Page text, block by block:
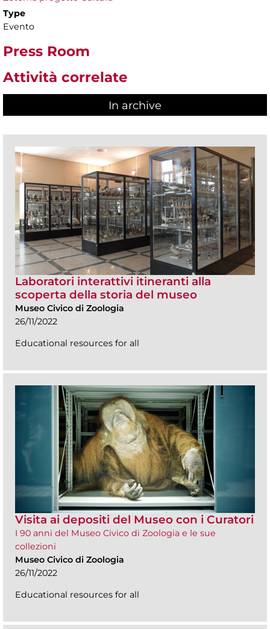
Type
Evento
Press Room
Attività correlate
In archive
Laboratori interattivi itineranti alla
scoperta della storia del museo
Museo Civico di Zoologia
26/11/2022
Educational resources for all
Visita ai depositi del Museo con i Curatori
I 90 anni del Museo Civico di Zoologia e le sue
collezioni
Museo Civico di Zoologia
26/11/2022
Educational resources for all